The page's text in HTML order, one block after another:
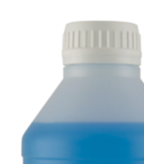
slideshow Items